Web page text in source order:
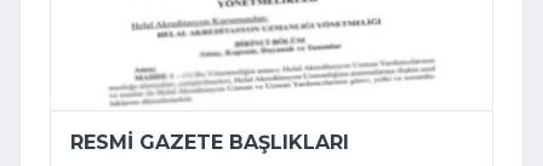
RESMI GAZETE BAŞLIKLARI